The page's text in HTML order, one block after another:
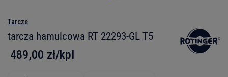
Tarcze
tarcza hamulcowa RT 22293-GL T5
489,00 zł/kpl